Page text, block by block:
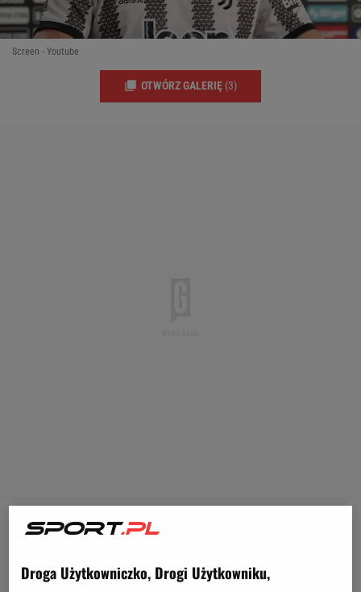
Screen - Youtube
OTWÓRZ GALERIĘ (3)
Arkadiusz Milik nie zagrał ani jednego
Reprezentant Polski cały czas miał problemy ze
Droga Użytkowniczko, Drogi Użytkowniku,